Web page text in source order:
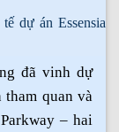
đã vinh dự
quan và
– hai